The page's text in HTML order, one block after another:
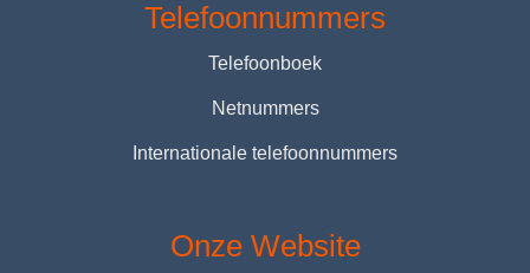
Telefoonnummers
Telefoonboek
Netnummers
Internationale telefoonnummers
Onze Website